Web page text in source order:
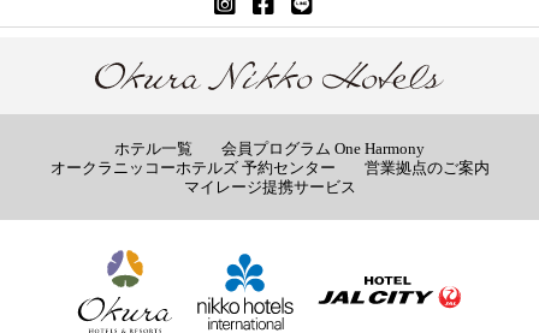
ホテル一覧
会員プログラム One Harmony
オークラニッコーホテルズ 予約センター
営業拠点のご案内
マイレージ提携サービス